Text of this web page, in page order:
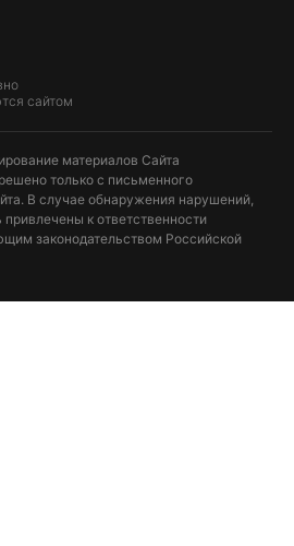
сайтом
материалов Сайта
только с письменного
В случае обнаружения нарушений,
к ответственности
законодательством Российской